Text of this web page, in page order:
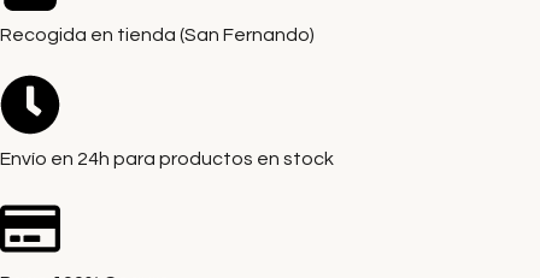
Recogida en tienda (San Fernando)
Envío en 24h para productos en stock